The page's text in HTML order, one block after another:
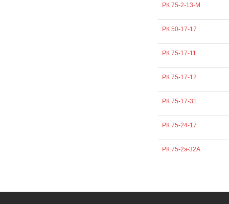
РК 75-2-13-М
РК 50-17-17
РК 75-17-11
РК 75-17-12
РК 75-17-31
РК 75-24-17
РК 75-2э-32А